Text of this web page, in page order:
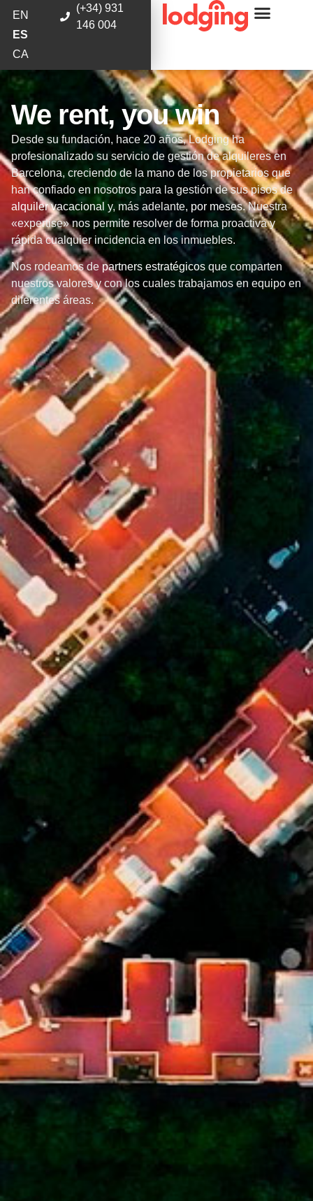
EN
ES
CA
(+34) 931
146 004
We rent, you win
Desde su fundación, hace 20 años, Lodging ha
profesionalizado su servicio de gestión de alquileres en
Barcelona, creciendo de la mano de los propietarios que
han confiado en nosotros para la gestión de sus pisos de
alquiler vacacional y, más adelante, por meses. Nuestra
«expertise» nos permite resolver de forma proactiva y
rápida cualquier incidencia en los inmuebles.
Nos rodeamos de partners estratégicos que comparten
nuestros valores y con los cuales trabajamos en equipo en
diferentes áreas.